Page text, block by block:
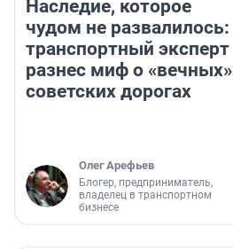
Наследие, которое
чудом не развалилось:
транспортный эксперт
разнес миф о «вечных»
советских дорогах
Олег Арефьев
Блогер, предприниматель,
владелец в транспортном
бизнесе